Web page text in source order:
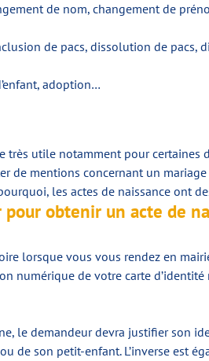
de nom, changement de
de pacs, dissolution de pacs,
adoption…
très utile notamment pour
de mentions concernant un
les actes de naissance ont
obtenir un acte de
lorsque vous vous rendez en
numérique de votre carte
le demandeur devra justifier
de son petit-enfant. L’inverse est